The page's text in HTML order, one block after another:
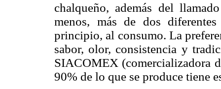
chalqueño, además del
menos, más de dos
principio, al consumo. La
sabor, olor, consistencia y
SIACOMEX (comercializadora
90% de lo que se produce tiene